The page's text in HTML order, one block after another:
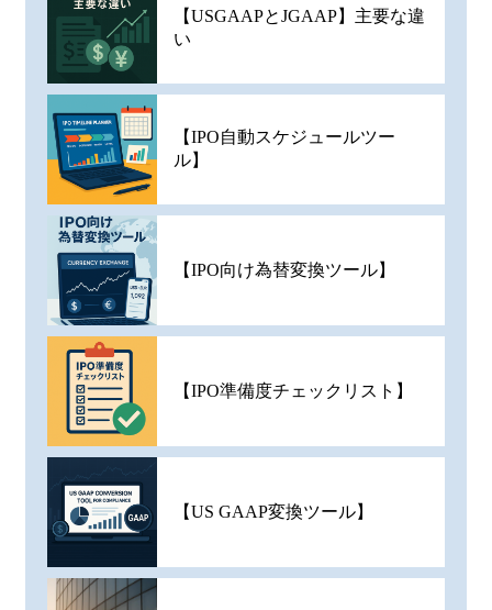
【USGAAPとJGAAP】主要な違
い
【IPO自動スケジュールツー
ル】
【IPO向け為替変換ツール】
【IPO準備度チェックリスト】
【US GAAP変換ツール】